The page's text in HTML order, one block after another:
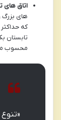
اتاق های
های
که
تابستان
محسوب